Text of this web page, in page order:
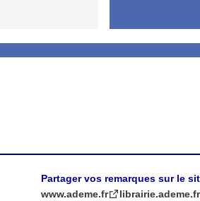
Partager vos remarques sur le
www.ademe.fr
librairie.ademe.fr